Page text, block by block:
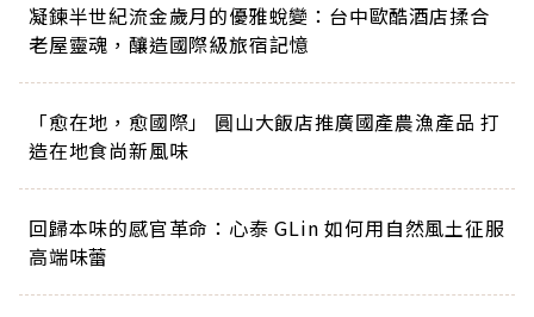
凝鍊半世紀流金歲月的優雅蛻變：台中歐酷酒店揉合
老屋靈魂，釀造國際級旅宿記憶
「愈在地，愈國際」 圓山大飯店推廣國產農漁產品 打
造在地食尚新風味
回歸本味的感官革命：心泰 GLin 如何用自然風土征服
高端味蕾